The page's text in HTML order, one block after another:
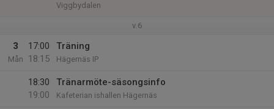
Viggbydalen
v.6
3
Mån
17:00
18:15
Träning
Hägernäs IP
18:30
19:00
Tränarmöte-säsongsinfo
Kafeterian ishallen Hägernäs